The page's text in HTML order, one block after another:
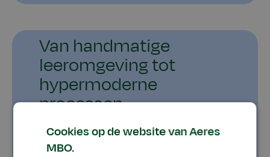
Van handmatige
leeromgeving tot
hypermoderne
processen
50 jaar Maalderij
Cookies op de website van Aeres
MBO.